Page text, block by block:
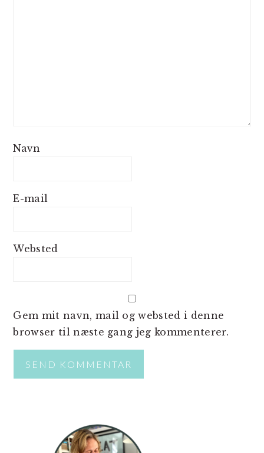
Navn
E-mail
Websted
Gem mit navn, mail og websted i denne
browser til næste gang jeg kommenterer.
PRIMÆR